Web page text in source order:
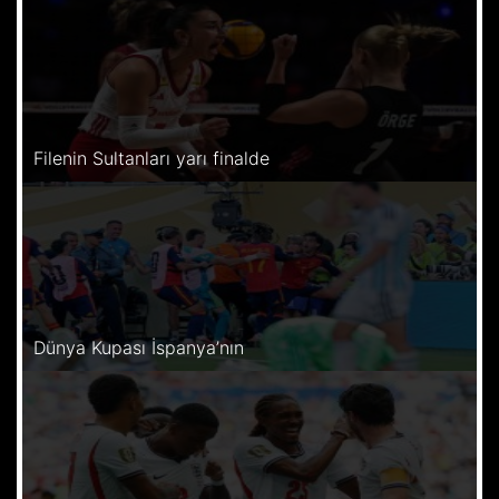
Filenin Sultanları yarı finalde
Dünya Kupası İspanya’nın